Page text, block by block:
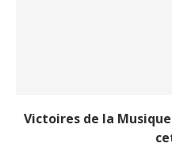
Victoires de la